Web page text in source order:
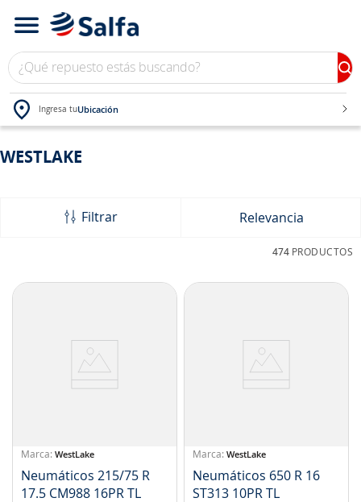
¿Qué repuesto estás buscando?
Ingresa tuUbicación
WESTLAKE
Filtrar Relevancia
474 PRODUCTOS
WestLake
Neumáticos 215/75 R
17.5 CM988 16PR TL
WestLake
Neumáticos 650 R 16
ST313 10PR TL
TÉRMINOS MÁS BUSCADOS
5.
chevrolet
john deere